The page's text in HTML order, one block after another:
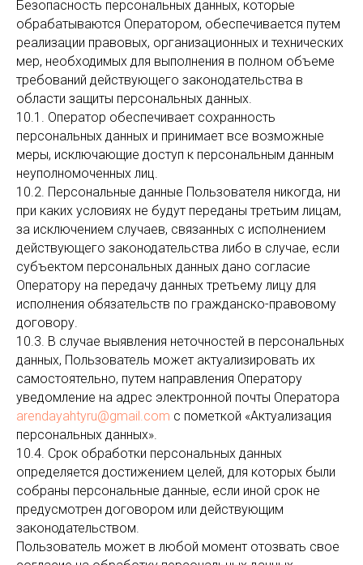
Безопасность персональных данных, которые
обрабатываются Оператором, обеспечивается путем
реализации правовых, организационных и технических
мер, необходимых для выполнения в полном объеме
требований действующего законодательства в
области защиты персональных данных.
10.1. Оператор обеспечивает сохранность
персональных данных и принимает все возможные
меры, исключающие доступ к персональным данным
неуполномоченных лиц.
10.2. Персональные данные Пользователя никогда, ни
при каких условиях не будут переданы третьим лицам,
за исключением случаев, связанных с исполнением
действующего законодательства либо в случае, если
субъектом персональных данных дано согласие
Оператору на передачу данных третьему лицу для
исполнения обязательств по гражданско-правовому
договору.
10.3. В случае выявления неточностей в персональных
данных, Пользователь может актуализировать их
самостоятельно, путем направления Оператору
уведомление на адрес электронной почты Оператора
arendayahtyru@gmail.com с пометкой «Актуализация
персональных данных».
10.4. Срок обработки персональных данных
определяется достижением целей, для которых были
собраны персональные данные, если иной срок не
предусмотрен договором или действующим
законодательством.
Пользователь может в любой момент отозвать свое